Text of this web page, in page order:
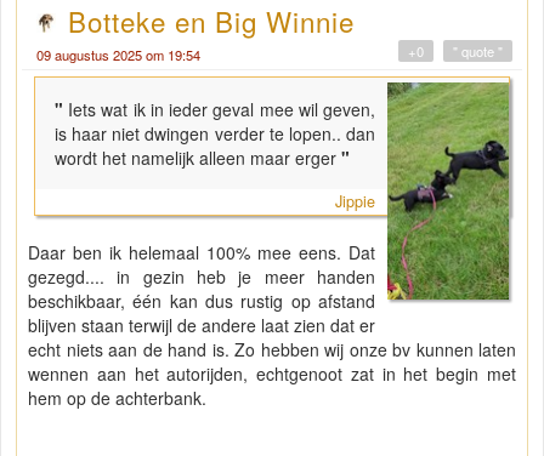
Botteke en Big Winnie
09 augustus 2025 om 19:54 " quote "
+0
" Iets wat ik in ieder geval mee wil geven,
is haar niet dwingen verder te lopen.. dan
wordt het namelijk alleen maar erger "
Jippie
Daar ben ik helemaal 100% mee eens. Dat
gezegd.... in gezin heb je meer handen
beschikbaar, één kan dus rustig op afstand
blijven staan terwijl de andere laat zien dat er
echt niets aan de hand is. Zo hebben wij onze bv kunnen laten
wennen aan het autorijden, echtgenoot zat in het begin met
hem op de achterbank.